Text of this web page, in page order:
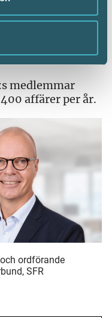
sig till en SFR
våra icke-
trygga alternativ
granskning och
medlemmar.
medlemmar
affärer per år.
ordförande
SFR